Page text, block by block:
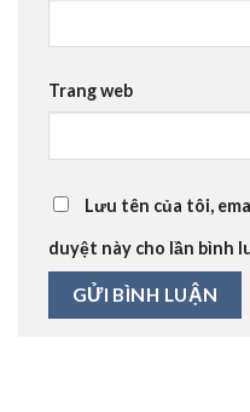
Trang web
Lưu tên của tôi,
duyệt này cho lần bình